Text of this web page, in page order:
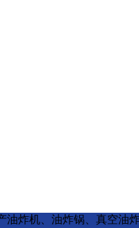
炸机、油炸锅、真空油